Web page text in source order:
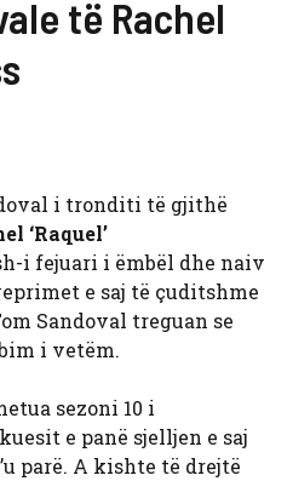
të Rachel
i tronditi të gjithë
‘Raquel’
i fejuari i ëmbël dhe naiv
e saj të çuditshme
Sandoval treguan se
i vetëm.
sezoni 10 i
e panë sjelljen e saj
parë. A kishte të drejtë